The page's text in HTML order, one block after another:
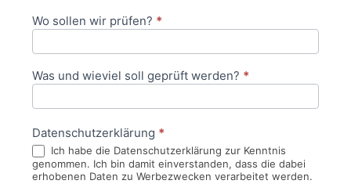
Wo sollen wir prüfen? *
Was und wieviel soll geprüft werden? *
Datenschutzerklärung *
Ich habe die Datenschutzerklärung zur Kenntnis
genommen. Ich bin damit einverstanden, dass die dabei
erhobenen Daten zu Werbezwecken verarbeitet werden.